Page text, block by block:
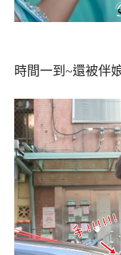
時間一到~還被伴